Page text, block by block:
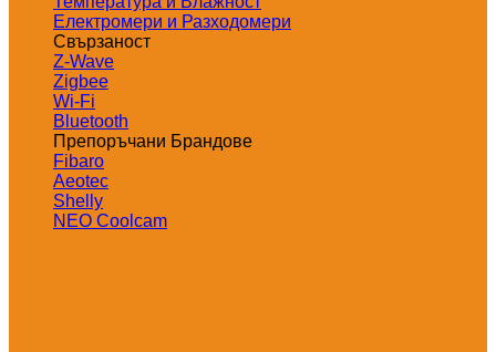
Електромери и Разходомери
Свързаност
Z-Wave
Zigbee
Wi-Fi
Bluetooth
Препоръчани Брандове
Fibaro
Aeotec
Shelly
NEO Coolcam